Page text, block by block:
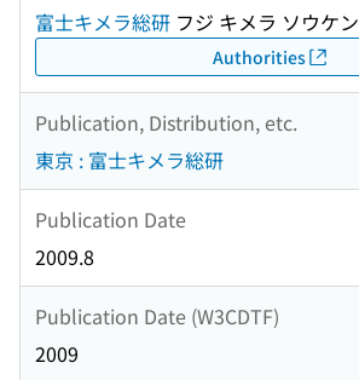
富士キメラ総研 フジ キメラ ソウケン
Authorities
Publication, Distribution, etc.
東京 : 富士キメラ総研
Publication Date
2009.8
Publication Date (W3CDTF)
2009